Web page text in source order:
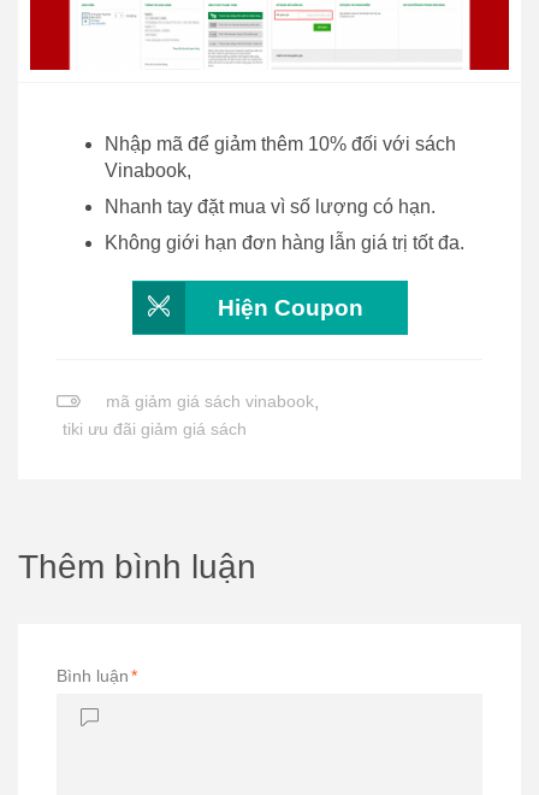
Nhập mã để giảm thêm 10% đối với sách
Vinabook,
Nhanh tay đặt mua vì số lượng có hạn.
Không giới hạn đơn hàng lẫn giá trị tốt đa.
Hiện Coupon
mã giảm giá sách vinabook,
tiki ưu đãi giảm giá sách
Thêm bình luận
Bình luận*